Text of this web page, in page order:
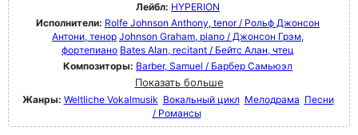
Лейбл: HYPERION
Исполнители: Rolfe Johnson Anthony, tenor / Рольф Джонсон
Антони, тенор Johnson Graham, piano / Джонсон Грэм,
фортепиано Bates Alan, recitant / Бейтс Алан, чтец
Композиторы: Barber, Samuel / Барбер Самьюэл
Показать больше
Жанры: Weltliche Vokalmusik Вокальный цикл Мелодрама Песни
/ Романсы